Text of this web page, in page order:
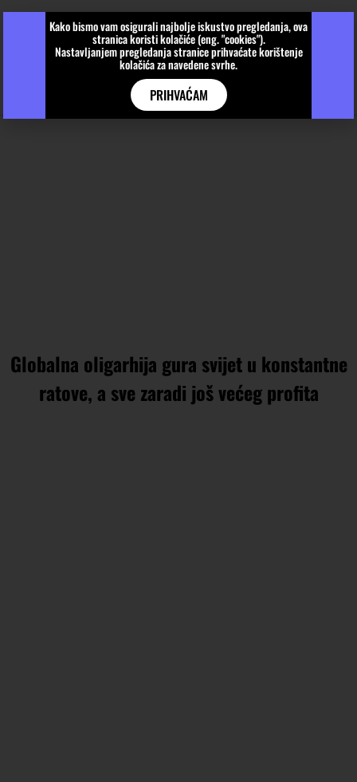
Globalna oligarhija gura svijet u konstantne
ratove, a sve zaradi još većeg profita
Kako bismo vam osigurali najbolje iskustvo pregledanja, ova
stranica koristi kolačiće (eng. "cookies").
Nastavljanjem pregledanja stranice prihvaćate korištenje
kolačića za navedene svrhe.
PRIHVAĆAM